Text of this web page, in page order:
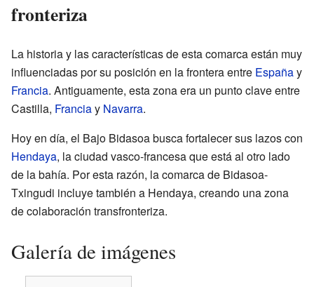
fronteriza
La historia y las características de esta comarca están muy
influenciadas por su posición en la frontera entre Españay
Francia. Antiguamente, esta zona era un punto clave entre
Castilla, Franciay Navarra.
Hoy en día, el Bajo Bidasoa busca fortalecer sus lazos con
Hendaya, la ciudad vasco-francesa que está al otro lado
de la bahía. Por esta razón, la comarca de Bidasoa-
Txingudi incluye también a Hendaya, creando una zona
de colaboración transfronteriza.
Galería de imágenes